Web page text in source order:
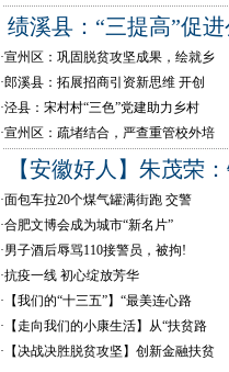
绩溪县：“三提高”促
·宣州区：巩固脱贫攻坚成果，绘就乡
·郎溪县：拓展招商引资新思维 开创
·泾县：宋村村“三色”党建助力乡村
·宣州区：疏堵结合，严查重管校外培
【安徽好人】朱茂荣
·面包车拉20个煤气罐满街跑 交警
·合肥文博会成为城市“新名片”
·男子酒后辱骂110接警员，被拘!
·抗疫一线 初心绽放芳华
· 【我们的“十三五”】“最美连心路
· 【走向我们的小康生活】从“扶贫路
· 【决战决胜脱贫攻坚】创新金融扶贫